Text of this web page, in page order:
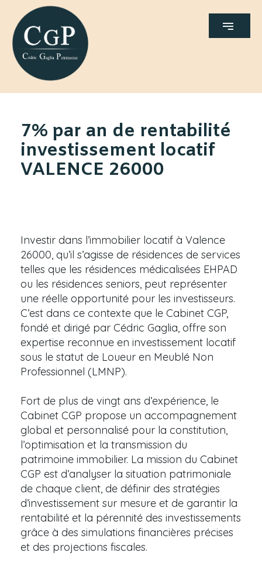
7% par an de rentabilité
investissement locatif
VALENCE 26000
Investir dans l’immobilier locatif à Valence
26000, qu’il s’agisse de résidences de services
telles que les résidences médicalisées EHPAD
ou les résidences seniors, peut représenter
une réelle opportunité pour les investisseurs.
C’est dans ce contexte que le Cabinet CGP,
fondé et dirigé par Cédric Gaglia, offre son
expertise reconnue en investissement locatif
sous le statut de Loueur en Meublé Non
Professionnel (LMNP).
Fort de plus de vingt ans d’expérience, le
Cabinet CGP propose un accompagnement
global et personnalisé pour la constitution,
l’optimisation et la transmission du
patrimoine immobilier. La mission du Cabinet
CGP est d’analyser la situation patrimoniale
de chaque client, de définir des stratégies
d’investissement sur mesure et de garantir la
rentabilité et la pérennité des investissements
grâce à des simulations financières précises
et des projections fiscales.